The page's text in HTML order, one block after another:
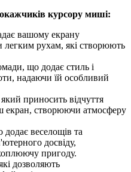
курсору миші:
вашому екрану
легким рухам, які створюють
що додає стиль і
надаючи їй особливий
приносить відчуття
екран, створюючи атмосферу
веселощів та
досвіду,
пригоду.
дозволяють